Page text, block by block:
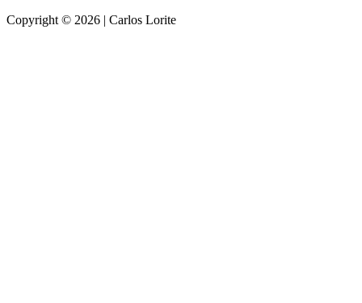
Copyright © 2026 | Carlos Lorite